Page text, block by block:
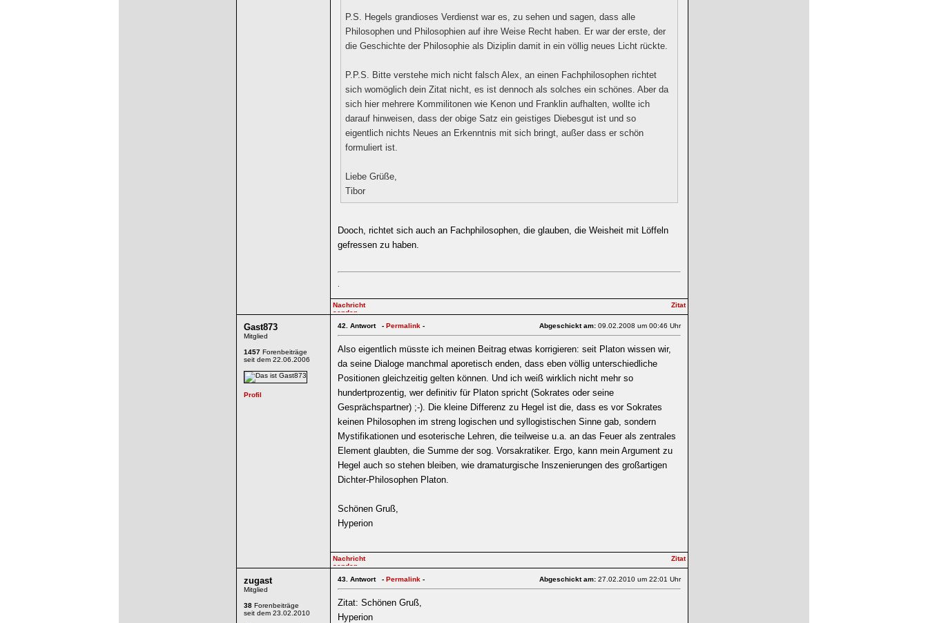
P.S. Hegels grandioses Verdienst war es, zu sehen und sagen, dass alle
Philosophen und Philosophien auf ihre Weise Recht haben. Er war der erste, der
die Geschichte der Philosophie als Diziplin damit in ein völlig neues Licht rückte.
P.P.S. Bitte verstehe mich nicht falsch Alex, an einen Fachphilosophen richtet
sich womöglich dein Zitat nicht, es ist dennoch als solches ein schönes. Aber da
sich hier mehrere Kommilitonen wie Kenon und Franklin aufhalten, wollte ich
darauf hinweisen, dass der obige Satz ein geistiges Diebesgut ist und so
eigentlich nichts Neues an Erkenntnis mit sich bringt, außer dass er schön
formuliert ist.
Liebe Grüße,
Tibor
Dooch, richtet sich auch an Fachphilosophen, die glauben, die Weisheit mit Löffeln
gefressen zu haben.
.
Gast873
Mitglied
1457 Forenbeiträge
seit dem 22.06.2006
42. Antwort - Permalink - Abgeschickt am: 09.02.2008 um 00:46 Uhr
Also eigentlich müsste ich meinen Beitrag etwas korrigieren: seit Platon wissen wir,
da seine Dialoge manchmal aporetisch enden, dass eben völlig unterschiedliche
Positionen gleichzeitig gelten können. Und ich weiß wirklich nicht mehr so
hundertprozentig, wer definitiv für Platon spricht (Sokrates oder seine
Gesprächspartner) ;-). Die kleine Differenz zu Hegel ist die, dass es vor Sokrates
keinen Philosophen im streng logischen und syllogistischen Sinne gab, sondern
Mystifikationen und esoterische Lehren, die teilweise u.a. an das Feuer als zentrales
Element glaubten, die Summe der sog. Vorsakratiker. Ergo, kann mein Argument zu
Hegel auch so stehen bleiben, wie dramaturgische Inszenierungen des großartigen
Dichter-Philosophen Platon.
Schönen Gruß,
Hyperion
zugast
Mitglied
38 Forenbeiträge
seit dem 23.02.2010
43. Antwort - Permalink - Abgeschickt am: 27.02.2010 um 22:01 Uhr
Zitat: Schönen Gruß,
Hyperion